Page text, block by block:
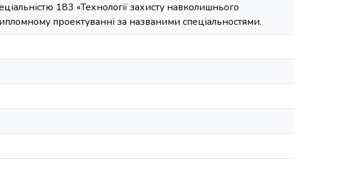
183 «Технології захисту навколишнього
проектуванні за названими спеціальностями.